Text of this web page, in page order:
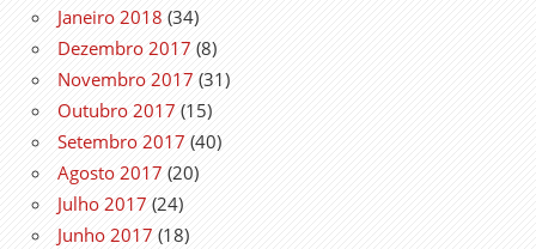
Janeiro 2018 (34)
Dezembro 2017 (8)
Novembro 2017 (31)
Outubro 2017 (15)
Setembro 2017 (40)
Agosto 2017 (20)
Julho 2017 (24)
Junho 2017 (18)